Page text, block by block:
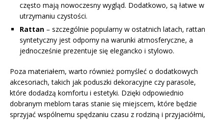
często mają nowoczesny wygląd. Dodatkowo, są łatwe w
utrzymaniu czystości.
Rattan – szczególnie popularny w ostatnich latach, rattan
syntetyczny jest odporny na warunki atmosferyczne, a
jednocześnie prezentuje się elegancko i stylowo.
Poza materiałem, warto również pomyśleć o dodatkowych
akcesoriach, takich jak poduszki dekoracyjne czy parasole,
które dodadzą komfortu i estetyki. Dzięki odpowiednio
dobranym meblom taras stanie się miejscem, które będzie
sprzyjać wspólnemu spędzaniu czasu z rodziną i przyjaciółmi,